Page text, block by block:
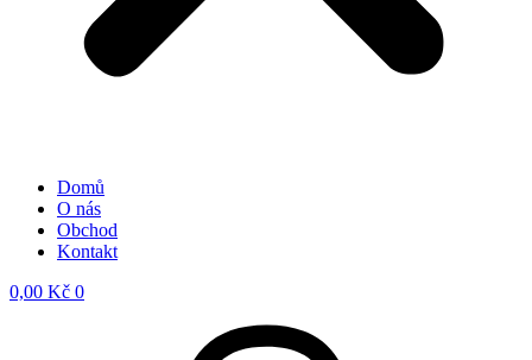
Domů
O nás
Obchod
Kontakt
0,00 Kč 0